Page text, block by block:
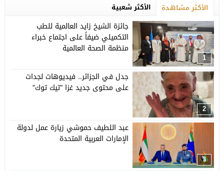
الأكثر مشاهدة الأكثر شعبية
1
جائزة الشيخ زايد العالمية للطب
التكميلي ضيفاً على اجتماع خبراء
منظمة الصحة العالمية
2
جدل في الجزائر.. فيديوهات لجدات
على محتوى جديد غزا “تيك توك”
3
عبد اللطيف حموشي زيارة عمل لدولة
الإمارات العربية المتحدة